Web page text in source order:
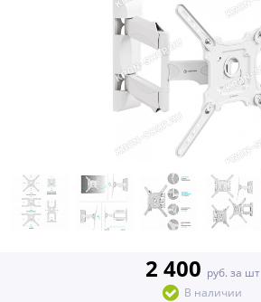
2 400 руб. за шт
В наличии